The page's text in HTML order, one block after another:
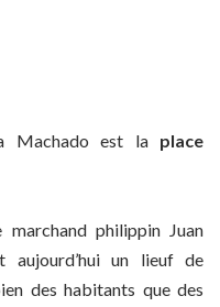
Machado est la place
philippin Juan
aujourd’hui un lieuf de
des habitants que des